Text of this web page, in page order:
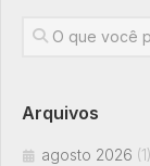
Arquivos
agosto 2026 (1)